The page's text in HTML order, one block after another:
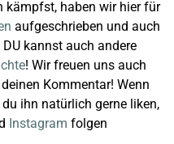
kämpfst, haben wir hier für
aufgeschrieben und auch
kannst auch andere
! Wir freuen uns auch
Kommentar! Wenn
ihn natürlich gerne liken,
Instagram folgen